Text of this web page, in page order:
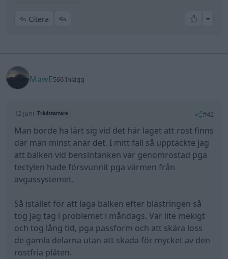
Citera All
MawE566 Inlägg
12 juni Trådstartare #42
Man borde ha lärt sig vid det här laget att rost finns
där man minst anar det. I mitt fall så upptäckte jag
att balken vid bensintanken var genomrostad pga
tectylen hade försvunnit pga värmen från
avgassystemet.
Så istället för att laga balken efter blästringen så
tog jag tag i problemet i måndags. Var lite mekigt
och tog lång tid, pga passform och att skära loss
de gamla delarna utan att skada för mycket av den
rostfria plåten.